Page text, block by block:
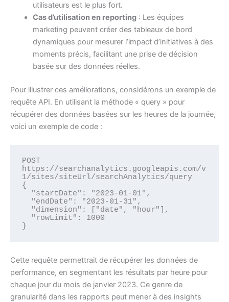
utilisateurs est le plus fort.
Cas d’utilisation en reporting: Les équipes
marketing peuvent créer des tableaux de bord
dynamiques pour mesurer l’impact d’initiatives à des
moments précis, facilitant une prise de décision
basée sur des données réelles.
Pour illustrer ces améliorations, considérons un exemple de
requête API. En utilisant la méthode « query » pour
récupérer des données basées sur les heures de la journée,
voici un exemple de code :
POST
https://searchanalytics.googleapis.com/v
1/sites/siteUrl/searchAnalytics/query
{
}
Cette requête permettrait de récupérer les données de
performance, en segmentant les résultats par heure pour
chaque jour du mois de janvier 2023. Ce genre de
granularité dans les rapports peut mener à des insights